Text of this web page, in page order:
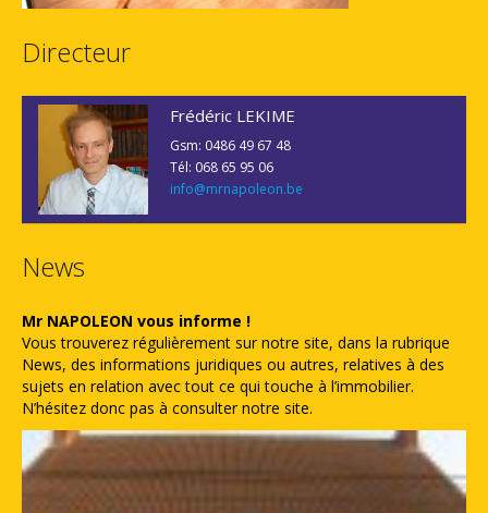
Directeur
Frédéric LEKIME
Gsm: 0486 49 67 48
Tél: 068 65 95 06
info@mrnapoleon.be
News
Mr NAPOLEON vous informe !
Vous trouverez régulièrement sur notre site, dans la rubrique
News, des informations juridiques ou autres, relatives à des
sujets en relation avec tout ce qui touche à l’immobilier.
N’hésitez donc pas à consulter notre site.